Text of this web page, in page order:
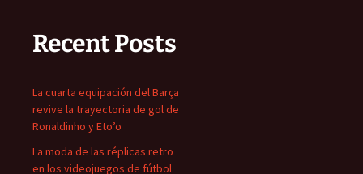
Recent Posts
La cuarta equipación del Barça
revive la trayectoria de gol de
Ronaldinho y Eto’o
La moda de las réplicas retro
en los videojuegos de fútbol